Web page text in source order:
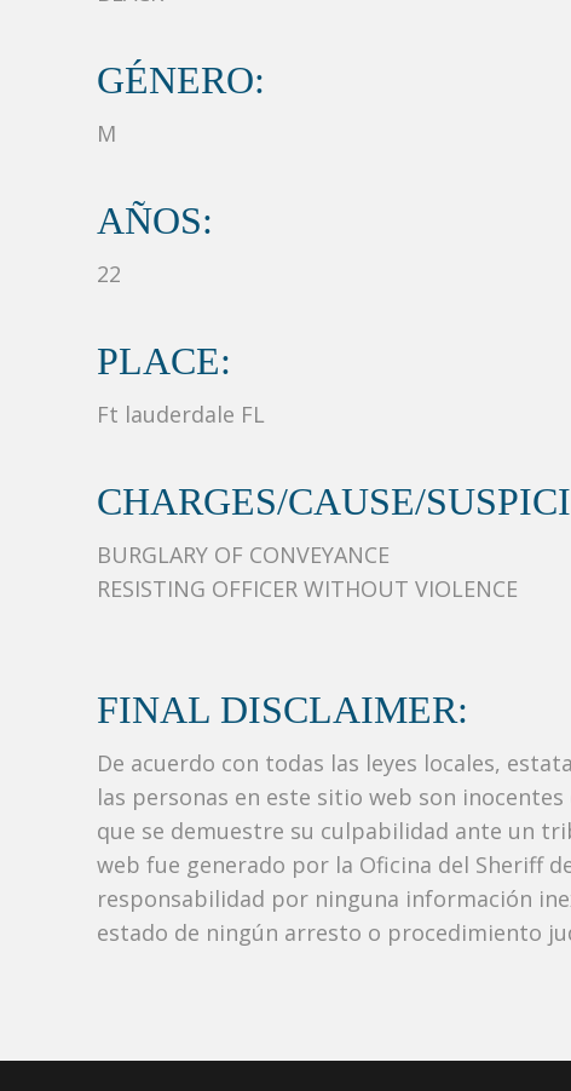
GÉNERO:
M
AÑOS:
22
PLACE:
Ft lauderdale FL
CHARGES/CAUSE/
BURGLARY OF CONVEYANCE
RESISTING OFFICER WITHOUT VIOLENCE
FINAL DISCLAIMER:
De acuerdo con todas las leyes locales,
las personas en este sitio web son
que se demuestre su culpabilidad ante un
web fue generado por la Oficina del Sheriff
responsabilidad por ninguna información
estado de ningún arresto o procedimiento